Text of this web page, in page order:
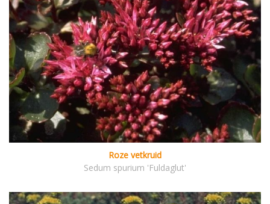
Roze vetkruid
Sedum spurium 'Fuldaglut'